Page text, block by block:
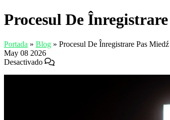
Procesul De
Portada » Blog » Procesul De Înregistrare Pas
May 08 2026
Desactivado